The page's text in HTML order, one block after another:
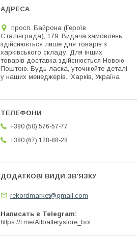
просп. Байрона (Героїв
Сталінграда), 179. Видача замовлень
здійснюється лише для товарів з
харківського складу. Для інших
товарів доставка здійснюється Новою
Поштою. Будь ласка, уточнюйте деталі
у наших менеджерів., Харків, Україна
+380 (50) 576-57-77
+380 (67) 128-88-28
rekordmarket@gmail.com
Написать в Telegram
https://t.me/Allbatterystore_bot